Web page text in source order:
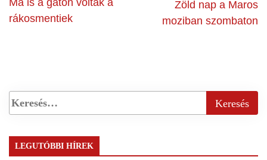
Ma is a gáton voltak a
rákosmentiek
Zöld nap a Maros
moziban szombaton
LEGUTÓBBI HÍREK